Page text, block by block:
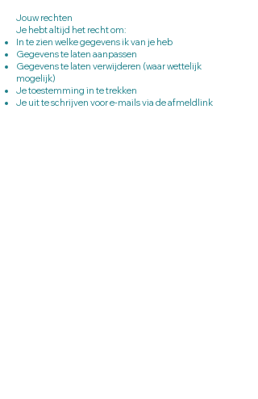
Jouw rechten
Je hebt altijd het recht om:
In te zien welke gegevens ik van je heb
Gegevens te laten aanpassen
Gegevens te laten verwijderen (waar wettelijk
mogelijk)
Je toestemming in te trekken
Je uit te schrijven voor e-mails via de afmeldlink